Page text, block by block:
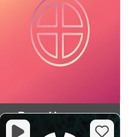
Record Innocence